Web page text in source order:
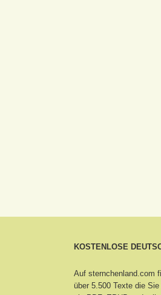
KOSTENLOSE
Auf sternchenland.com
über 5.500 Texte die